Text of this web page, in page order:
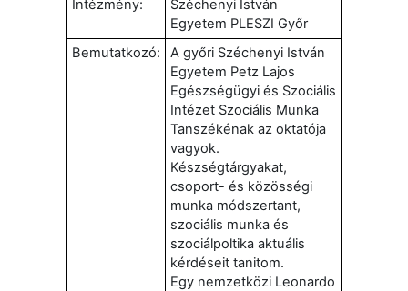
Intézmény:
Széchenyi István
Egyetem PLESZI Győr
Bemutatkozó:
A győri Széchenyi István
Egyetem Petz Lajos
Egészségügyi és Szociális
Intézet Szociális Munka
Tanszékénak az oktatója
vagyok.
Készségtárgyakat,
csoport- és közösségi
munka módszertant,
szociális munka és
szociálpoltika aktuális
kérdéseit tanitom.
Egy nemzetközi Leonardo